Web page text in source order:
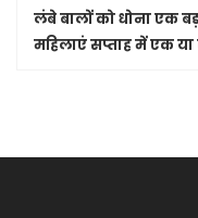
लंबे बालों को धोना एक
महिलाएं सप्ताह में एक या